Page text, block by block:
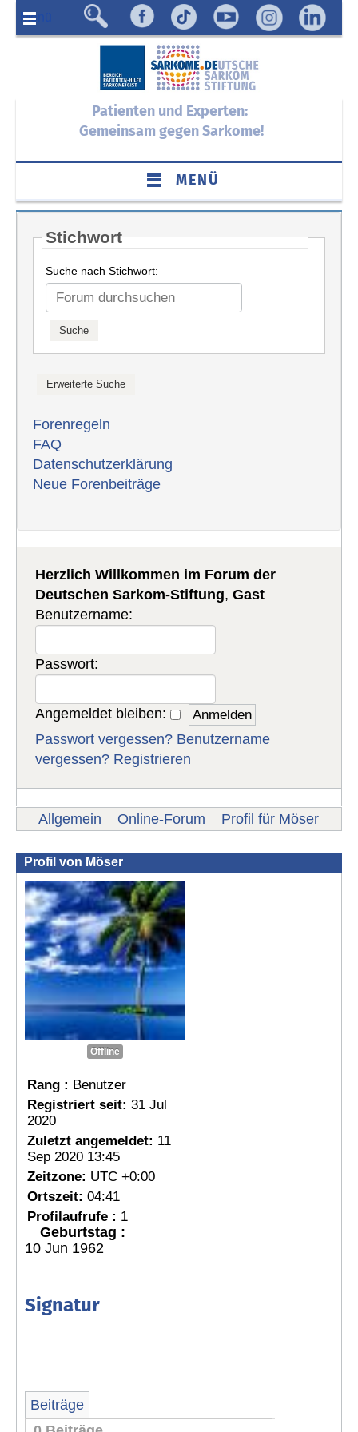
Menü
Patienten und Experten:
Gemeinsam gegen Sarkome!
MENÜ
Stichwort
Suche nach Stichwort:
Forenregeln
FAQ
Datenschutzerklärung
Neue Forenbeiträge
Herzlich Willkommen im Forum der
Deutschen Sarkom-Stiftung,Gast
Benutzername:
Passwort:
Angemeldet bleiben:
Passwort vergessen? Benutzername
vergessen? Registrieren
Allgemein Online-Forum Profil für Möser
Profil von Möser
Offline
Rang : Benutzer
Registriert seit: 31 Jul
2020
Zuletzt angemeldet: 11
Sep 2020 13:45
Zeitzone: UTC +0:00
Ortszeit: 04:41
Profilaufrufe : 1
Geburtstag :
10 Jun 1962
Signatur
Beiträge